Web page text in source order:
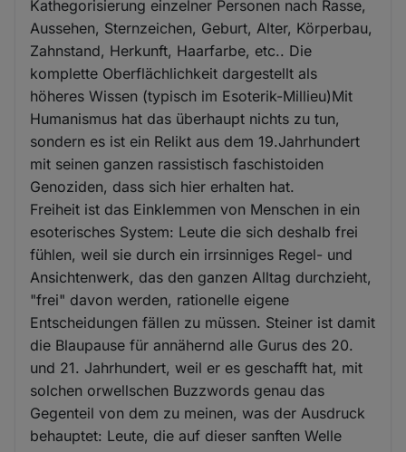
Kathegorisierung einzelner Personen nach Rasse,
Aussehen, Sternzeichen, Geburt, Alter, Körperbau,
Zahnstand, Herkunft, Haarfarbe, etc.. Die
komplette Oberflächlichkeit dargestellt als
höheres Wissen (typisch im Esoterik-Millieu)Mit
Humanismus hat das überhaupt nichts zu tun,
sondern es ist ein Relikt aus dem 19.Jahrhundert
mit seinen ganzen rassistisch faschistoiden
Genoziden, dass sich hier erhalten hat.
Freiheit ist das Einklemmen von Menschen in ein
esoterisches System: Leute die sich deshalb frei
fühlen, weil sie durch ein irrsinniges Regel- und
Ansichtenwerk, das den ganzen Alltag durchzieht,
"frei" davon werden, rationelle eigene
Entscheidungen fällen zu müssen. Steiner ist damit
die Blaupause für annähernd alle Gurus des 20.
und 21. Jahrhundert, weil er es geschafft hat, mit
solchen orwellschen Buzzwords genau das
Gegenteil von dem zu meinen, was der Ausdruck
behauptet: Leute, die auf dieser sanften Welle